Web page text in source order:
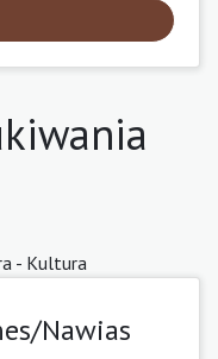
- Kultura
Nawias